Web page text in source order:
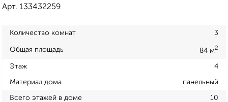
Арт. 133432259
Количество комнат 3
Общая площадь 84 м2
Этаж 4
Материал дома панельный
Всего этажей в доме 10